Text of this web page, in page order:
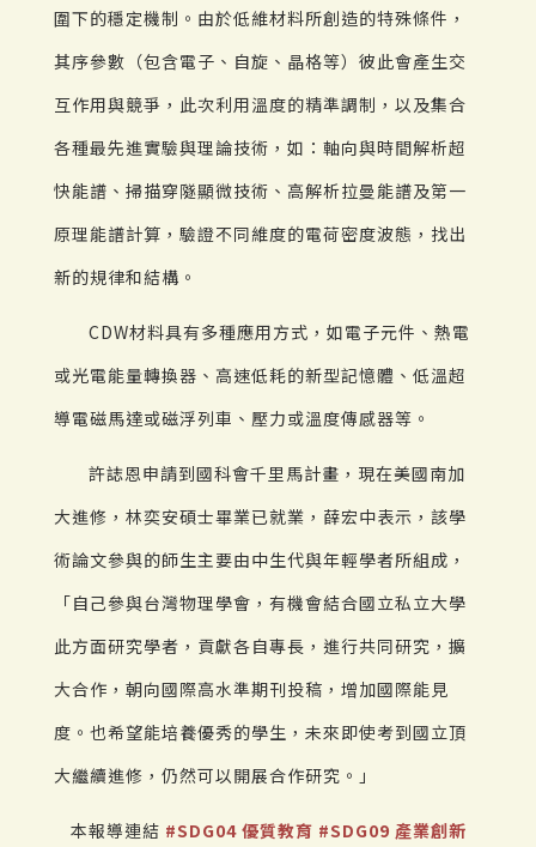
圍下的穩定機制。由於低維材料所創造的特殊條件，
其序參數（包含電子、自旋、晶格等）彼此會產生交
互作用與競爭，此次利用溫度的精準調制，以及集合
各種最先進實驗與理論技術，如：軸向與時間解析超
快能譜、掃描穿隧顯微技術、高解析拉曼能譜及第一
原理能譜計算，驗證不同維度的電荷密度波態，找出
新的規律和結構。
CDW材料具有多種應用方式，如電子元件、熱電
或光電能量轉換器、高速低耗的新型記憶體、低溫超
導電磁馬達或磁浮列車、壓力或溫度傳感器等。
許誌恩申請到國科會千里馬計畫，現在美國南加
大進修，林奕安碩士畢業已就業，薛宏中表示，該學
術論文參與的師生主要由中生代與年輕學者所組成，
「自己參與台灣物理學會，有機會結合國立私立大學
此方面研究學者，貢獻各自專長，進行共同研究，擴
大合作，朝向國際高水準期刊投稿，增加國際能見
度。也希望能培養優秀的學生，未來即使考到國立頂
大繼續進修，仍然可以開展合作研究。」
本報導連結 #SDG04 優質教育 #SDG09 產業創新